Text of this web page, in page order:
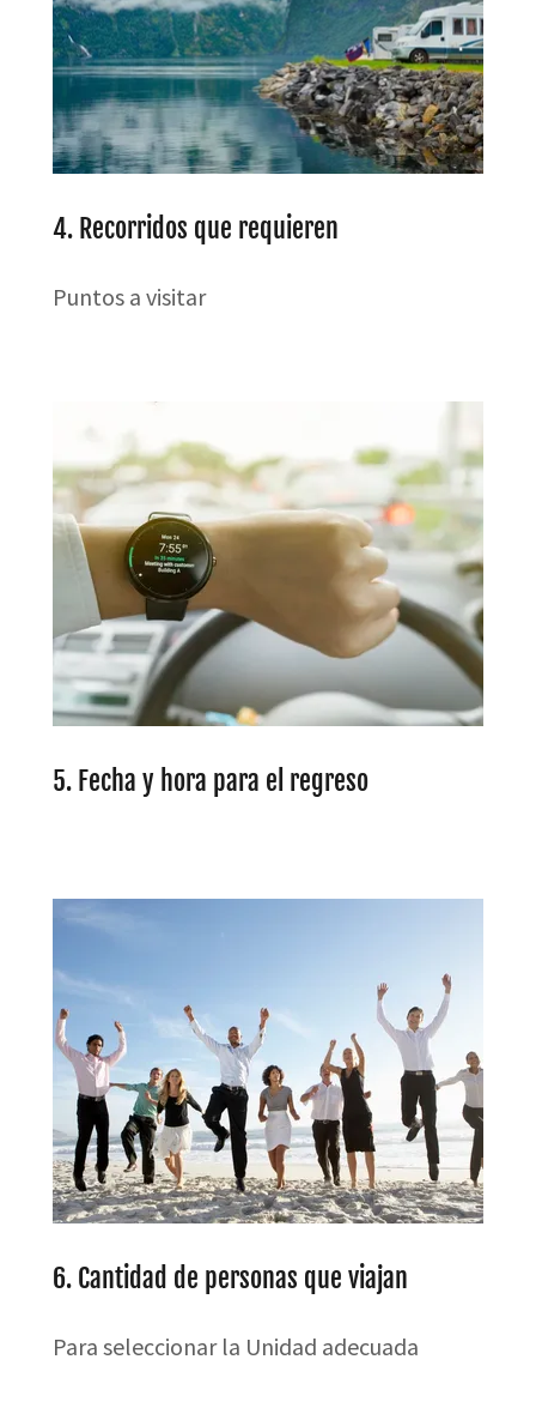
4. Recorridos que requieren
Puntos a visitar
5. Fecha y hora para el regreso
6. Cantidad de personas que viajan
Para seleccionar la Unidad adecuada